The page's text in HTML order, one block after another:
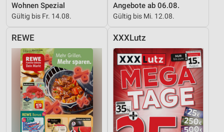
Wohnen Spezial
Gültig bis Fr. 14.08.
Angebote ab 06.08.
Gültig bis Mi. 12.08.
REWE XXXLutz
Verwendung reduzierter Daten zur Auswahl von
Werbeanzeigen
Erstellung von Profilen für personalisierte
Werbung
Verwendung von Profilen zur Auswahl
personalisierter Werbung
Erstellung von Profilen zur Personalisierung
von Inhalten
Verwendung von Profilen zur Auswahl